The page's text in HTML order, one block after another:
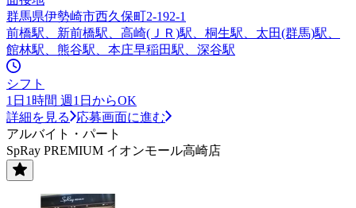
群馬県伊勢崎市西久保町2-192-1
前橋駅、新前橋駅、高崎(ＪＲ)駅、桐生駅、太田(群馬)駅、
館林駅、熊谷駅、本庄早稲田駅、深谷駅
シフト
1日1時間 週1日からOK
詳細を見る
応募画面に進む
アルバイト・パート
SpRay PREMIUM イオンモール高崎店